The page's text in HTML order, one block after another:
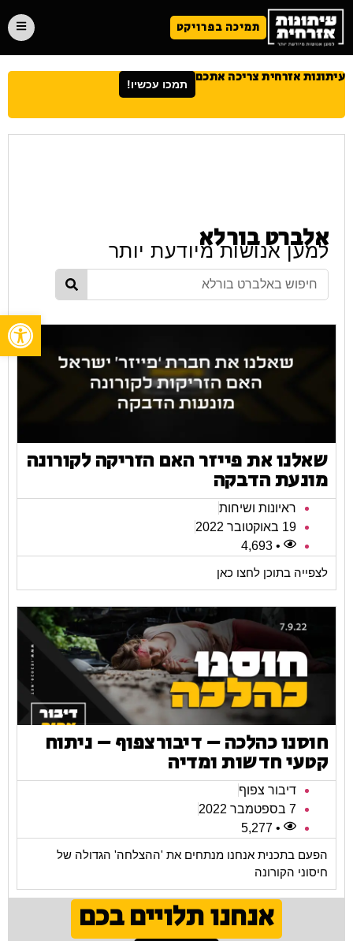
תמיכה בפרויקט
עיתונות אזרחית צריכה אתכם תמכו עכשיו!
אלברט בורלא
למען אנושות מיודעת יותר
שאלנו את פייזר האם הזריקה לקורונה
מונעת הדבקה
ראיונות ושיחות
19 באוקטובר 2022
• 4,693
לצפייה בתוכן לחצו כאן
חוסנו כהלכה – דיבורצפוף – ניתוח
קטעי חדשות ומדיה
דיבור צפוף
7 בספטמבר 2022
• 5,277
הפעם בתכנית אנחנו מנתחים את 'ההצלחה' הגדולה של
חיסוני הקורונה
אנחנו תלויים בכם